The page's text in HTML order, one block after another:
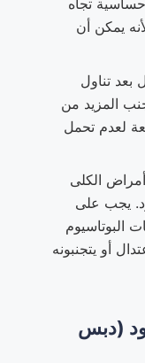
تجاه
يمكن أن
تناول
المزيد من
لعدم تحمل
الكلى
يجب على
البوتاسيوم
أو يتجنبونه
(دبس